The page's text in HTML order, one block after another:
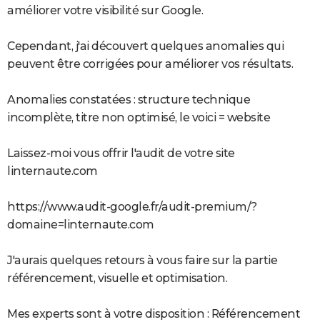
améliorer votre visibilité sur Google.
Cependant, j'ai découvert quelques anomalies qui
peuvent être corrigées pour améliorer vos résultats.
Anomalies constatées : structure technique
incomplète, titre non optimisé, le voici = website
Laissez-moi vous offrir l'audit de votre site
linternaute.com
https://www.audit-google.fr/audit-premium/?
domaine=linternaute.com
J'aurais quelques retours à vous faire sur la partie
référencement, visuelle et optimisation.
Mes experts sont à votre disposition : Référencement